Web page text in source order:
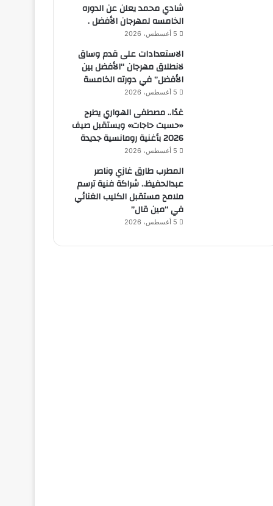
شادي محمد يعلن عن الدوره
الخامسه لمهرجان الأفضل .
5 أغسطس، 2026
الاستعدادات على قدم وساق
لانطلاق مهرجان “الأفضل بين
الأفضل” في دورته الخامسة
5 أغسطس، 2026
غدًا.. مصطفى الهواري يطرح
«حسيت حاجات» ويستقبل صيف
2026 بأغنية رومانسية جديدة
5 أغسطس، 2026
المطرب طارق غازي وناصر
عبدالحفيظ.. شراكة فنية ترسم
ملامح مستقبل الكليب الغنائي
في “مين قال”
5 أغسطس، 2026